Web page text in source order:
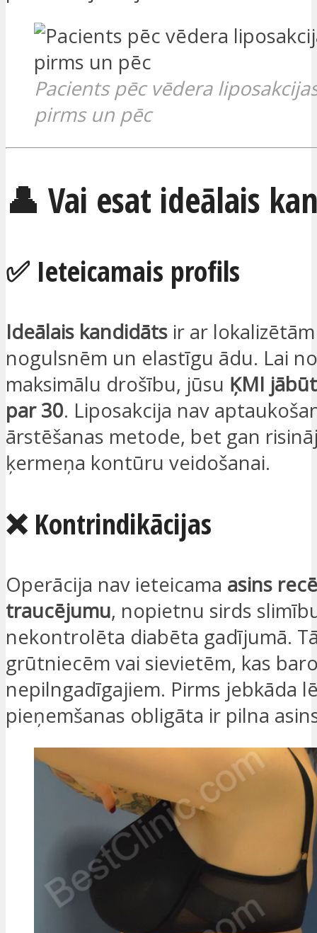
Pacients pēc vēdera
pirms un pēc
👤 Vai esat ideālais
✅ Ieteicamais profils
Ideālais kandidāts ir ar
nogulsnēm un elastīgu ādu. Lai
maksimālu drošību, jūsu ĶMI
par 30. Liposakcija nav
ārstēšanas metode, bet gan
ķermeņa kontūru veidošanai.
❌ Kontrindikācijas
Operācija nav ieteicama asins
traucējumu, nopietnu sirds
nekontrolēta diabēta gadījumā.
grūtniecēm vai sievietēm, kas
nepilngadīgajiem. Pirms jebkāda
pieņemšanas obligāta ir pilna